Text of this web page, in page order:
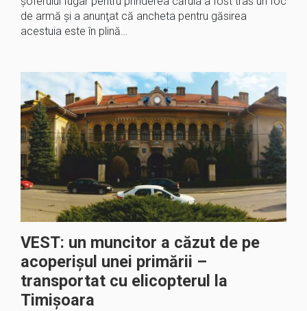
de armă şi a anunţat că ancheta pentru găsirea
acestuia este în plină…
VEST: un muncitor a căzut de pe
acoperișul unei primării –
transportat cu elicopterul la
Timișoara